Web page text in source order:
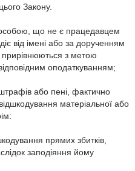
Закону.
що не є працедавцем
від імені або за дорученням
прирівнюються з метою
оподаткуванням;
або пені, фактично
матеріальної або
прямих збитків,
заподіяння йому